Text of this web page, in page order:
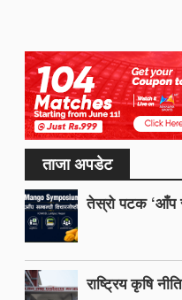
ताजा अपडेट
तेस्रो पटक ‘आँप
राष्ट्रिय कृषि